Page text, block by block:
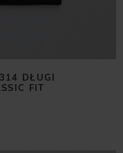
DŁUGI
FIT